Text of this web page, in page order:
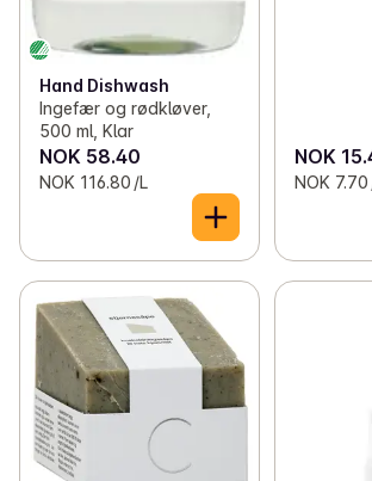
Hand Dishwash
Ingefær og rødkløver,
500 ml, Klar
NOK 58.40
NOK 116.80 /L
NOK
NOK 7.70